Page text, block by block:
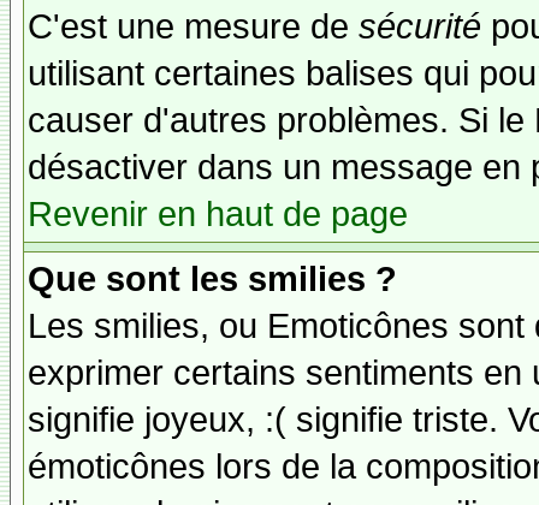
C'est une mesure de sécurité
utilisant certaines balises qui
causer d'autres problèmes. Si
désactiver dans un message
Revenir en haut de page
Que sont les smilies ?
Les smilies, ou Emoticônes
exprimer certains sentiments
signifie joyeux, :( signifie triste.
émoticônes lors de la